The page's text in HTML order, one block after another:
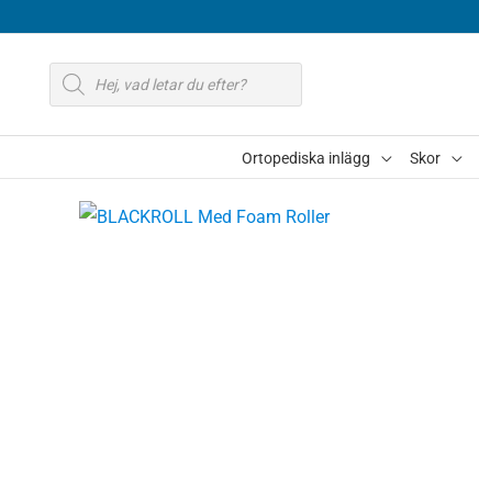
Produktsökning
Ortopediska inlägg Skor